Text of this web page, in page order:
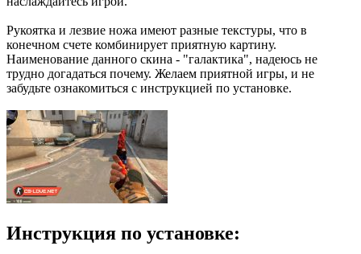
Рукоятка и лезвие ножа имеют разные текстуры, что в
конечном счете комбинирует приятную картину.
Наименование данного скина - "галактика", надеюсь не
трудно догадаться почему. Желаем приятной игры, и не
забудьте ознакомиться с инструкцией по установке.
Инструкция по установке: